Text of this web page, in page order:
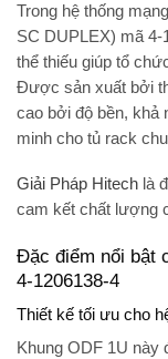
Trong hệ thống
SC DUPLEX) mã 4-
thể thiếu giúp tổ
Được sản xuất bởi
cao bởi độ bền, khả
minh cho tủ rack
Giải Pháp Hitech là
cam kết chất lượng
Đặc điểm nổi bật
4-1206138-4
Thiết kế tối ưu cho
Khung ODF 1U